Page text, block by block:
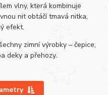
vlny, která kombinuje
nit obtáčí tmavá nitka,
efekt.
zimní výrobky – čepice,
deky a přehozy.